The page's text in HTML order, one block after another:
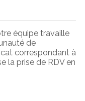
équipe travaille
de
correspondant à
la prise de RDV en